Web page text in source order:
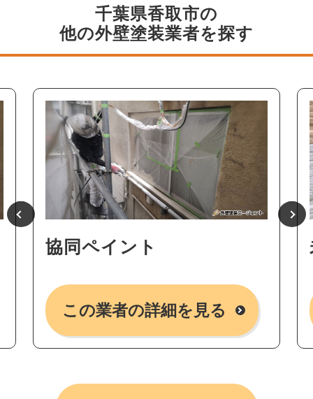
千葉県香取市の
他の外壁塗装業者を探す
協同ペイント
この業者の詳細を見る